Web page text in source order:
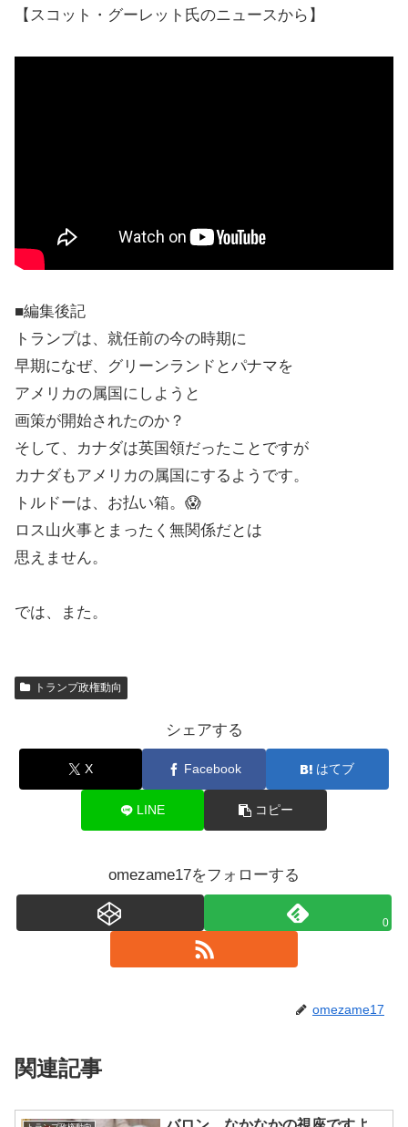
【スコット・グーレット氏のニュースから】
■編集後記
トランプは、就任前の今の時期に
早期になぜ、グリーンランドとパナマを
アメリカの属国にしようと
画策が開始されたのか？
そして、カナダは英国領だったことですが
カナダもアメリカの属国にするようです。
トルドーは、お払い箱。😱
ロス山火事とまったく無関係だとは
思えません。
では、また。
トランプ政権動向
シェアする
X Facebook はてブ
LINE コピー
omezame17をフォローする
0
omezame17
関連記事